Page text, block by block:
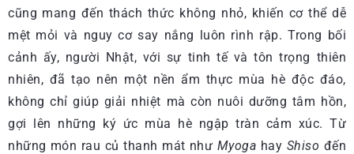
cũng mang đến thách thức không nhỏ, khiến cơ thể dễ
mệt mỏi và nguy cơ say nắng luôn rình rập. Trong bối
cảnh ấy, người Nhật, với sự tinh tế và tôn trọng thiên
nhiên, đã tạo nên một nền ẩm thực mùa hè độc đáo,
không chỉ giúp giải nhiệt mà còn nuôi dưỡng tâm hồn,
gợi lên những ký ức mùa hè ngập tràn cảm xúc. Từ
những món rau củ thanh mát như Myoga hay Shiso đến